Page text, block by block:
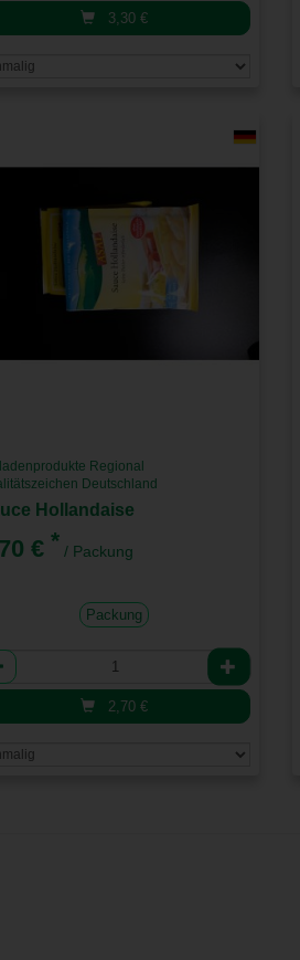
3,30 €
Regional
Deutschland
Hollandaise
€ * / Packung
Packung
2,70 €